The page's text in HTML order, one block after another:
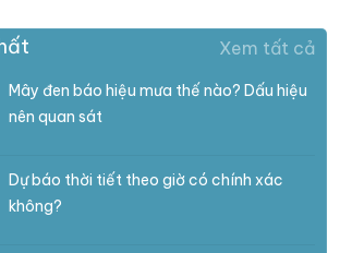
Xem tất cả
Mây đen báo hiệu mưa thế nào? Dấu hiệu
nên quan sát
Dự báo thời tiết theo giờ có chính xác
không?